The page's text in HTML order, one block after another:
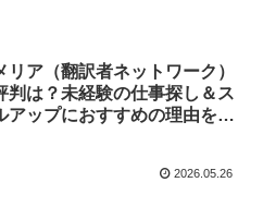
リア（翻訳者ネットワーク）
判は？未経験の仕事探し＆ス
アップにおすすめの理由を徹
2026.05.26